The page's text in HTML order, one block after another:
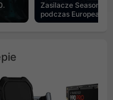
Zasilacze Seasonic
podczas European